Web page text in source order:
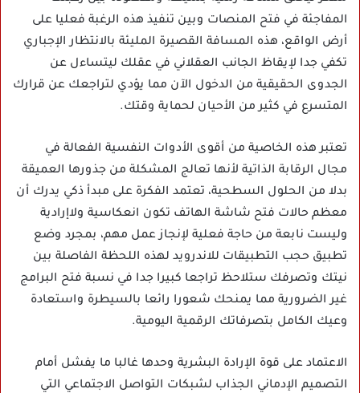
المفاجئة في فتح المنصات وبين تنفيذ هذه الرغبة فعليا على
أرض الواقع، هذه المسافة القصيرة المليئة بالانتظار الإجباري
تكفي جدا لإيقاظ الجانب العقلاني في عقلك ليتساءل عن
الجدوى الحقيقية من الدخول الآن مما يؤدي لتراجعك عن قرارك
المتسرع في كثير من الأحيان لحماية وقتك.
تعتبر هذه الخاصية من أقوى الأدوات النفسية الفعالة في
مجال الرقابة الذاتية لأنها تعالج المشكلة من جذورها العميقة
بدلا من الحلول السطحية، تعتمد الفكرة على مبدأ ذكي يدرك أن
معظم حالات فتح شاشة الهاتف تكون انعكاسية ولاإرادية
وليست نابعة من حاجة فعلية لإنجاز عمل مهم، بمجرد وضع
تطبيق حجب التطبيقات للاندرويد لهذه اللحظة الفاصلة بين
نيتك وتصرفك ستلاحظ تراجعا كبيرا جدا في نسبة فتح البرامج
غير الضرورية مما يمنحك شعورا رائعا بالسيطرة واستعادة
وعيك الكامل بتصرفاتك الرقمية اليومية.
الاعتماد على قوة الإرادة البشرية وحدها غالبا ما يفشل أمام
التصميم الإدماني الجذاب لشبكات التواصل الاجتماعي التي